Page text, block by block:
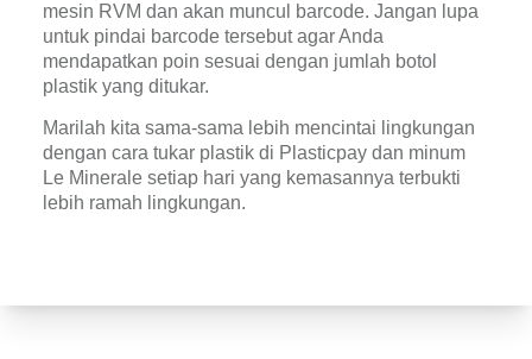
mesin RVM dan akan muncul barcode. Jangan lupa
untuk pindai barcode tersebut agar Anda
mendapatkan poin sesuai dengan jumlah botol
plastik yang ditukar.
Marilah kita sama-sama lebih mencintai lingkungan
dengan cara tukar plastik di Plasticpay dan minum
Le Minerale setiap hari yang kemasannya terbukti
lebih ramah lingkungan.